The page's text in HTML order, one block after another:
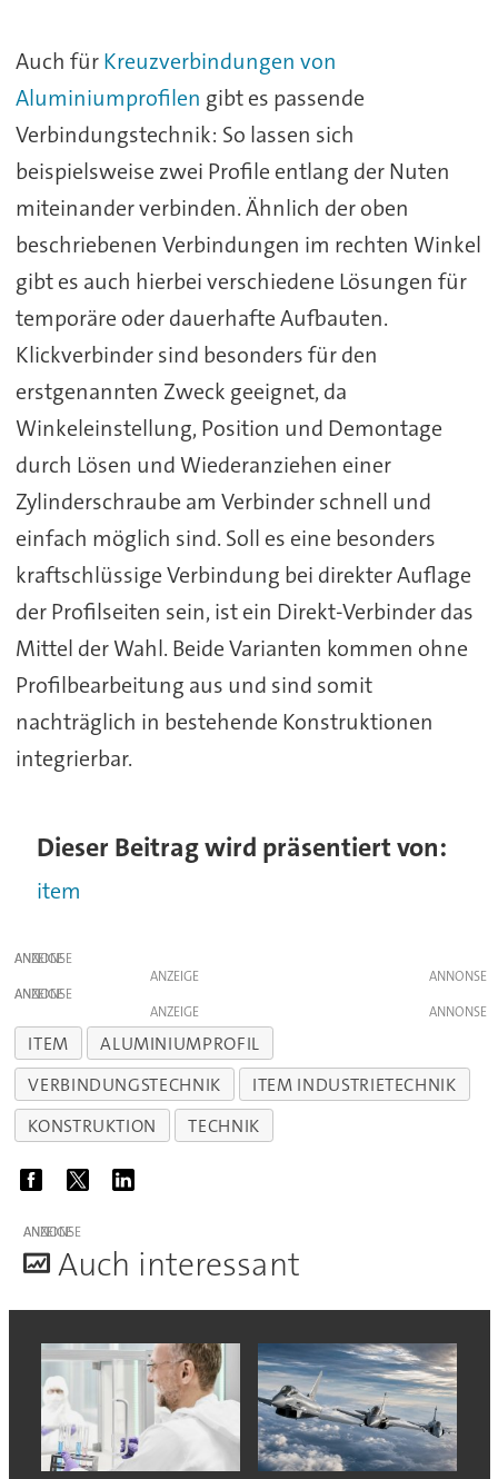
Auch fürKreuzverbindungen von
Aluminiumprofilen gibt es passende
Verbindungstechnik: So lassen sich
beispielsweise zwei Profile entlang der Nuten
miteinander verbinden. Ähnlich der oben
beschriebenen Verbindungen im rechten Winkel
gibt es auch hierbei verschiedene Lösungen für
temporäre oder dauerhafte Aufbauten.
Klickverbinder sind besonders für den
erstgenannten Zweck geeignet, da
Winkeleinstellung, Position und Demontage
durch Lösen und Wiederanziehen einer
Zylinderschraube am Verbinder schnell und
einfach möglich sind. Soll es eine besonders
kraftschlüssige Verbindung bei direkter Auflage
der Profilseiten sein, ist ein Direkt-Verbinder das
Mittel der Wahl. Beide Varianten kommen ohne
Profilbearbeitung aus und sind somit
nachträglich in bestehende Konstruktionen
integrierbar.
Dieser Beitrag wird präsentiert von:
item
ANZEIGE
ANZEIGE
ANZEIGE
ANZEIGE
ITEM
ALUMINIUMPROFIL
VERBINDUNGSTECHNIK
ITEM INDUSTRIETECHNIK
KONSTRUKTION
TECHNIK
ANZEIGE
Auch interessant